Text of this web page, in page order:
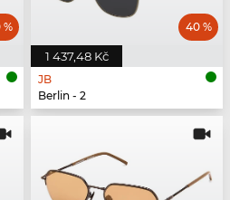
%
1 437,48 Kč
40 %
JB
Berlin - 2